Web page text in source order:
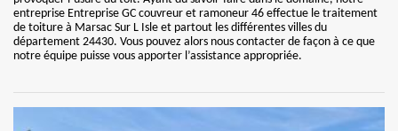
entreprise Entreprise GC couvreur et ramoneur 46 effectue le traitement
de toiture à Marsac Sur L Isle et partout les différentes villes du
département 24430. Vous pouvez alors nous contacter de façon à ce que
notre équipe puisse vous apporter l’assistance appropriée.